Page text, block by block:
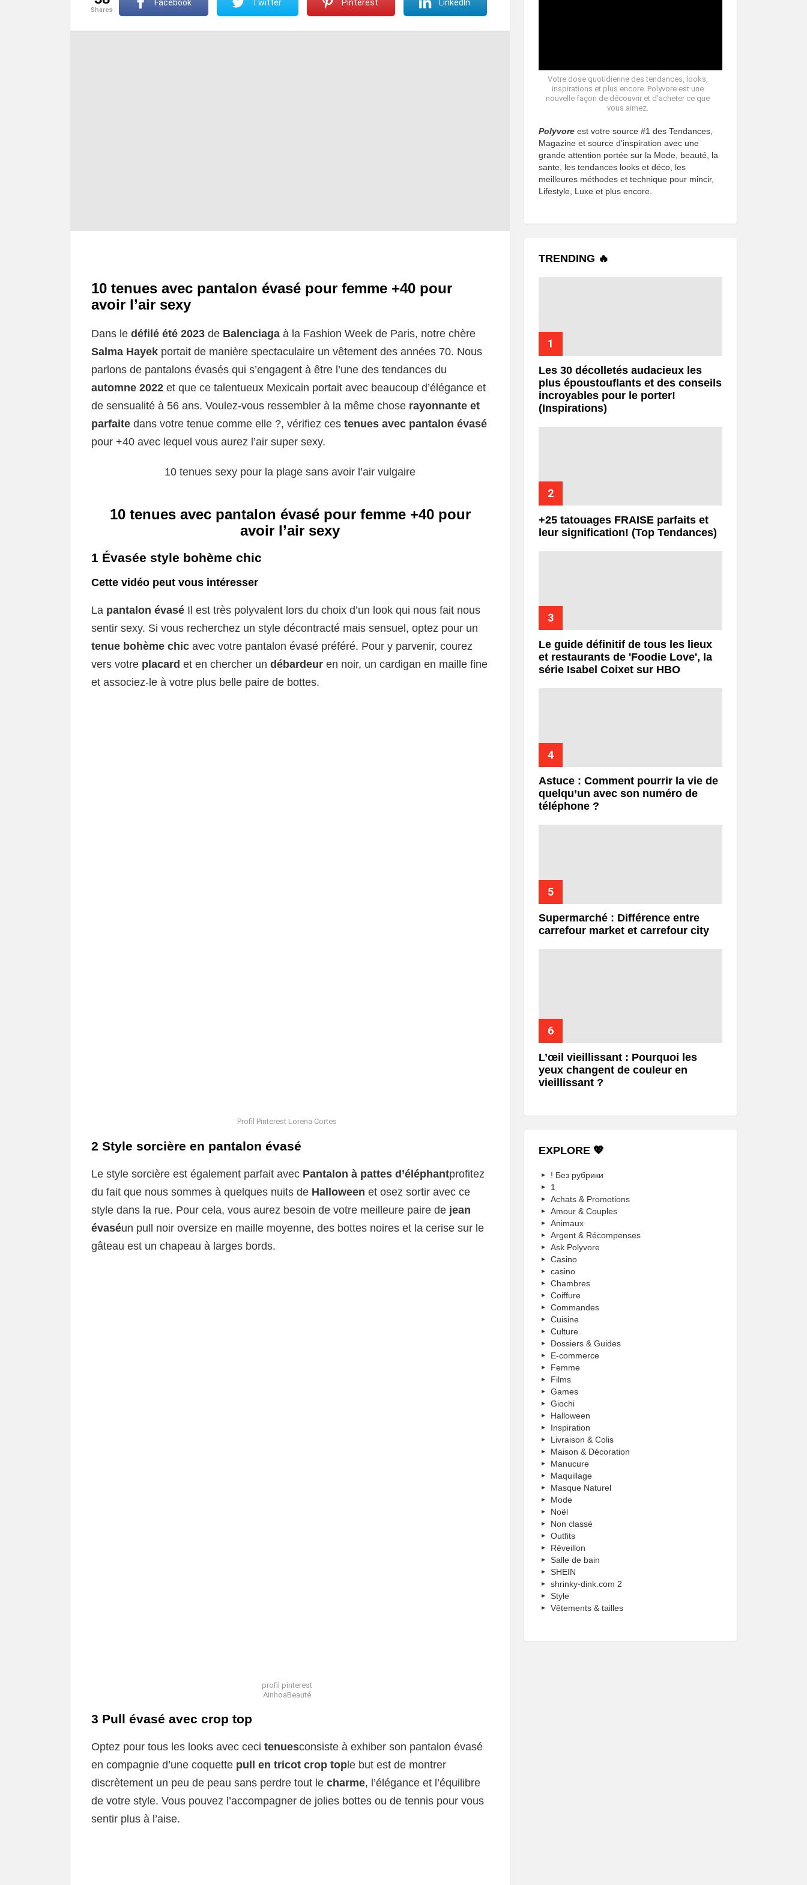
shares
Facebook Twitter Pinterest LinkedIn
10 tenues avec pantalon évasé pour femme +40 pour
avoir l’air sexy
Dans le défilé été 2023 de Balenciaga à la Fashion Week de Paris, notre chère
Salma Hayek portait de manière spectaculaire un vêtement des années 70. Nous
parlons de pantalons évasés qui s’engagent à être l’une des tendances du
automne 2022 et que ce talentueux Mexicain portait avec beaucoup d’élégance et
de sensualité à 56 ans. Voulez-vous ressembler à la même chose rayonnante et
parfaite dans votre tenue comme elle ?, vérifiez ces tenues avec pantalon évasé
pour +40 avec lequel vous aurez l’air super sexy.
10 tenues sexy pour la plage sans avoir l’air vulgaire
10 tenues avec pantalon évasé pour femme +40 pour
avoir l’air sexy
1 Évasée style bohème chic
Cette vidéo peut vous intéresser
La pantalon évasé Il est très polyvalent lors du choix d’un look qui nous fait nous
sentir sexy. Si vous recherchez un style décontracté mais sensuel, optez pour un
tenue bohème chic avec votre pantalon évasé préféré. Pour y parvenir, courez
vers votre placard et en chercher un débardeur en noir, un cardigan en maille fine
et associez-le à votre plus belle paire de bottes.
Profil Pinterest Lorena Cortes
2 Style sorcière en pantalon évasé
Le style sorcière est également parfait avec Pantalon à pattes d’éléphantprofitez
du fait que nous sommes à quelques nuits de Halloween et osez sortir avec ce
style dans la rue. Pour cela, vous aurez besoin de votre meilleure paire de jean
évaséun pull noir oversize en maille moyenne, des bottes noires et la cerise sur le
gâteau est un chapeau à larges bords.
profil pinterest
AinhoaBeauté
3 Pull évasé avec crop top
Optez pour tous les looks avec ceci tenuesconsiste à exhiber son pantalon évasé
en compagnie d’une coquette pull en tricot crop top le but est de montrer
discrètement un peu de peau sans perdre tout le charme, l’élégance et l’équilibre
de votre style. Vous pouvez l’accompagner de jolies bottes ou de tennis pour vous
sentir plus à l’aise.
Votre dose quotidienne des tendances, looks,
inspirations et plus encore. Polyvore est une
nouvelle façon de découvrir et d’acheter ce que
vous aimez.
Polyvore est votre source #1 des Tendances,
Magazine et source d’inspiration avec une
grande attention portée sur la Mode, beauté, la
sante, les tendances looks et déco, les
meilleures méthodes et technique pour mincir,
Lifestyle, Luxe et plus encore.
TRENDING 🔥
Les 30 décolletés audacieux les
plus époustouflants et des conseils
incroyables pour le porter!
(Inspirations)
+25 tatouages ​​FRAISE parfaits et
leur signification! (Top Tendances)
Le guide définitif de tous les lieux
et restaurants de 'Foodie Love', la
série Isabel Coixet sur HBO
Astuce : Comment pourrir la vie de
quelqu’un avec son numéro de
téléphone ?
Supermarché : Différence entre
carrefour market et carrefour city
L’œil vieillissant : Pourquoi les
yeux changent de couleur en
vieillissant ?
EXPLORE 💖
! Без рубрики
1
Achats & Promotions
Amour & Couples
Animaux
Argent & Récompenses
Ask Polyvore
Casino
casino
Chambres
Coiffure
Commandes
Cuisine
Culture
Dossiers & Guides
E-commerce
Femme
Films
Games
Giochi
Halloween
Inspiration
Livraison & Colis
Maison & Décoration
Manucure
Maquillage
Masque Naturel
Mode
Noël
Non classé
Outfits
Réveillon
Salle de bain
SHEIN
shrinky-dink.com 2
Style
Vêtements & tailles